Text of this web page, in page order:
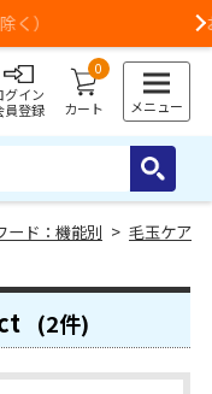
のお届けに遅れが出てい
グイン
員登録
0
カート メニュー
ード：機能別 > 毛玉ケア
(2件)